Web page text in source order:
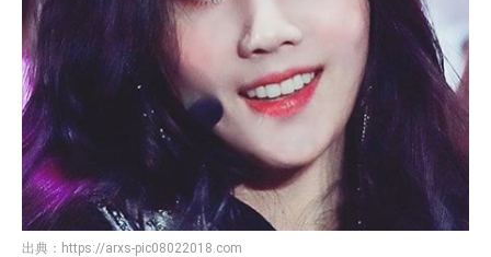
出典： https://arxs-pic08022018.com